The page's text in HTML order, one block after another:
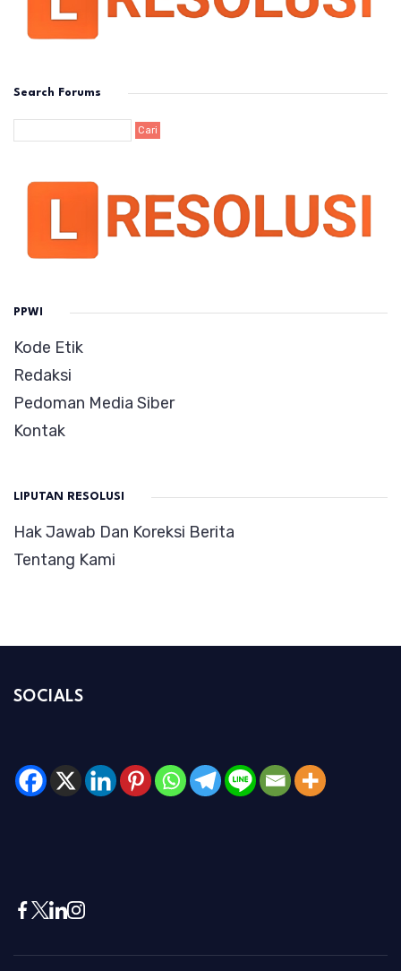
Search Forums
PPWI
Kode Etik
Redaksi
Pedoman Media Siber
Kontak
LIPUTAN RESOLUSI
Hak Jawab Dan Koreksi Berita
Tentang Kami
SOCIALS